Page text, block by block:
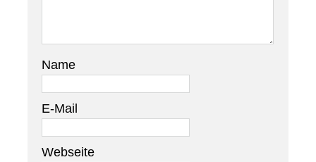
Name
E-Mail
Webseite